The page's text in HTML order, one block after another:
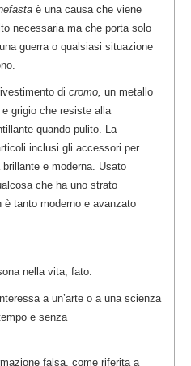
è una causa che viene
necessaria ma che porta solo
guerra o qualsiasi situazione
di cromo, un metallo
grigio che resiste alla
quando pulito. La
inclusi gli accessori per
brillante e moderna. Usato
che ha uno strato
tanto moderno e avanzato
nella vita; fato.
a un’arte o a una scienza
e senza
falsa, come riferita a